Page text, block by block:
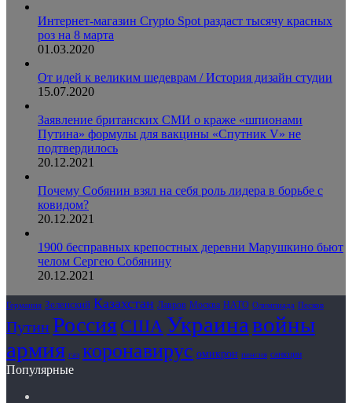
Интернет-магазин Crypto Spot раздаст тысячу красных
роз на 8 марта
01.03.2020
От идей к великим шедеврам / История дизайн студии
15.07.2020
Заявление британских СМИ о краже «шпионами
Путина» формулы для вакцины «Спутник V» не
подтвердилось
20.12.2021
Почему Собянин взял на себя роль лидера в борьбе с
ковидом?
20.12.2021
1900 бесправных крепостных деревни Марушкино бьют
челом Сергею Собянину
20.12.2021
Германия Зеленский Казахстан Лавров Москва НАТО Олимпиада Песков
Путин РоссияСШАУкраинавойны
армия газ коронавирус омикрон пенсия санкции
Популярные